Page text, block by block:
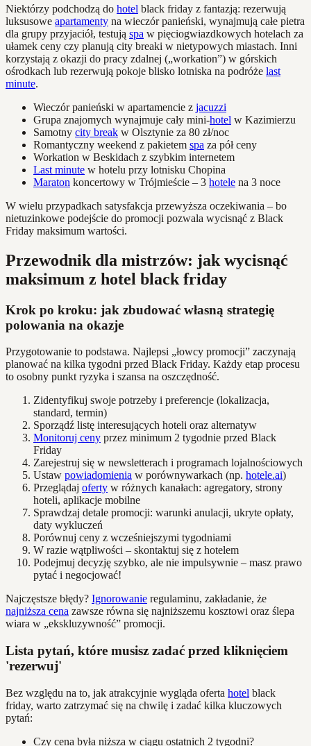
Niektórzy podchodzą do hotel black friday z fantazją: rezerwują
luksusowe apartamenty na wieczór panieński, wynajmują całe pietra
dla grupy przyjaciół, testują spa w pięciogwiazdkowych hotelach za
ułamek ceny czy planują city breaki w nietypowych miastach. Inni
korzystają z okazji do pracy zdalnej („workation”) w górskich
ośrodkach lub rezerwują pokoje blisko lotniska na podróże last
minute.
Wieczór panieński w apartamencie z jacuzzi
Grupa znajomych wynajmuje cały mini-hotel w Kazimierzu
Samotny city break w Olsztynie za 80 zł/noc
Romantyczny weekend z pakietem spa za pół ceny
Workation w Beskidach z szybkim internetem
Last minute w hotelu przy lotnisku Chopina
Maraton koncertowy w Trójmieście – 3 hotele na 3 noce
W wielu przypadkach satysfakcja przewyższa oczekiwania – bo
nietuzinkowe podejście do promocji pozwala wycisnąć z Black
Friday maksimum wartości.
Przewodnik dla mistrzów: jak wycisnąć
maksimum z hotel black friday
Krok po kroku: jak zbudować własną strategię
polowania na okazje
Przygotowanie to podstawa. Najlepsi „łowcy promocji” zaczynają
planować na kilka tygodni przed Black Friday. Każdy etap procesu
to osobny punkt ryzyka i szansa na oszczędność.
Zidentyfikuj swoje potrzeby i preferencje (lokalizacja,
standard, termin)
Sporządź listę interesujących hoteli oraz alternatyw
Monitoruj ceny przez minimum 2 tygodnie przed Black
Friday
Zarejestruj się w newsletterach i programach lojalnościowych
Ustaw powiadomienia w porównywarkach (np. hotele.ai)
Przeglądaj oferty w różnych kanałach: agregatory, strony
hoteli, aplikacje mobilne
Sprawdzaj detale promocji: warunki anulacji, ukryte opłaty,
daty wykluczeń
Porównuj ceny z wcześniejszymi tygodniami
W razie wątpliwości – skontaktuj się z hotelem
Podejmuj decyzję szybko, ale nie impulsywnie – masz prawo
pytać i negocjować!
Najczęstsze błędy? Ignorowanie regulaminu, zakładanie, że
najniższa cena zawsze równa się najniższemu kosztowi oraz ślepa
wiara w „ekskluzywność” promocji.
Lista pytań, które musisz zadać przed kliknięciem
'rezerwuj'
Bez względu na to, jak atrakcyjnie wygląda oferta hotel black
friday, warto zatrzymać się na chwilę i zadać kilka kluczowych
pytań:
Czy cena była niższa w ciągu ostatnich 2 tygodni?